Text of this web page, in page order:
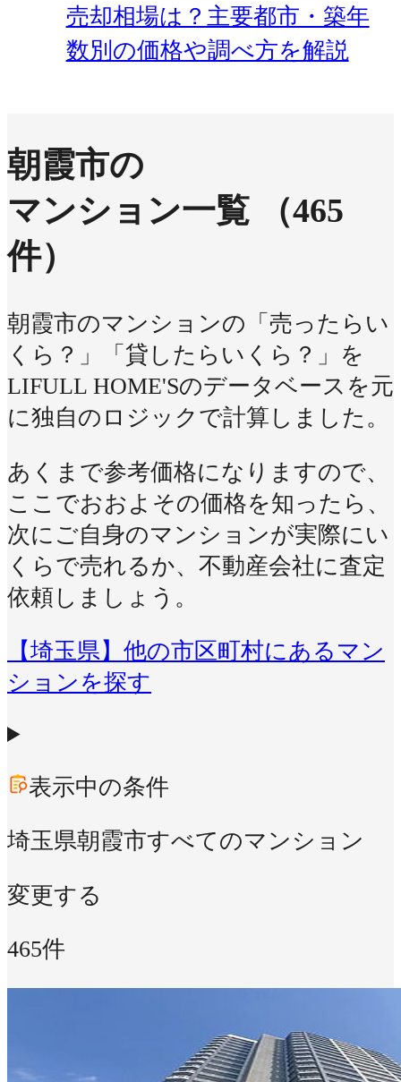
売却相場は？主要都市・築年
数別の価格や調べ方を解説
朝霞市の
マンション一覧
（465
件）
朝霞市のマンションの「売ったらい
くら？」「貸したらいくら？」を
LIFULL HOME'Sのデータベースを元
に独自のロジックで計算しました。
あくまで参考価格になりますので、
ここでおおよその価格を知ったら、
次にご自身のマンションが実際にい
くらで売れるか、不動産会社に査定
依頼しましょう。
【埼玉県】他の市区町村にあるマン
ションを探す
表示中の条件
埼玉県朝霞市すべてのマンション
変更する
465件